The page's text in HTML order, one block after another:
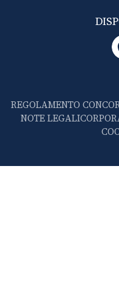
REGOLAMENTO
NOTE LEGALI